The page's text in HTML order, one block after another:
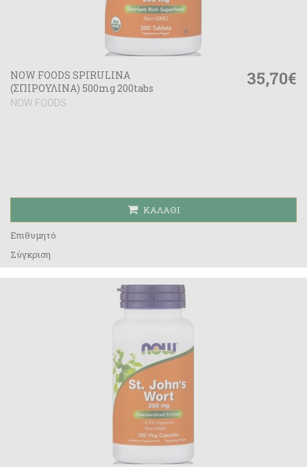
NOW FOODS SPIRULINA
(ΣΠΙΡΟΥΛΙΝΑ) 500mg 200tabs
NOW FOODS
35,70€
ΚΑΛΆΘΙ
Επιθυμητό
Σύγκριση